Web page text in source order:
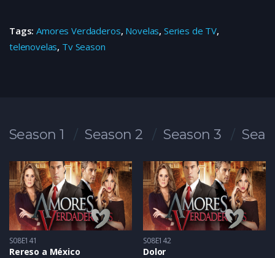
Tags:Amores Verdaderos, Novelas, Series de TV,
telenovelas, Tv Season
Season 1 Season 2 Season 3
S08E141
Rereso a México
S08E142
Dolor